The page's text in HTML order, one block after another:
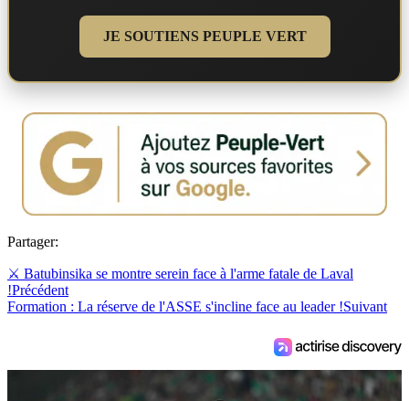
JE SOUTIENS PEUPLE VERT
Partager:
⚔️ Batubinsika se montre serein face à l'arme fatale de Laval
!Précédent
Formation : La réserve de l'ASSE s'incline face au leader !Suivant